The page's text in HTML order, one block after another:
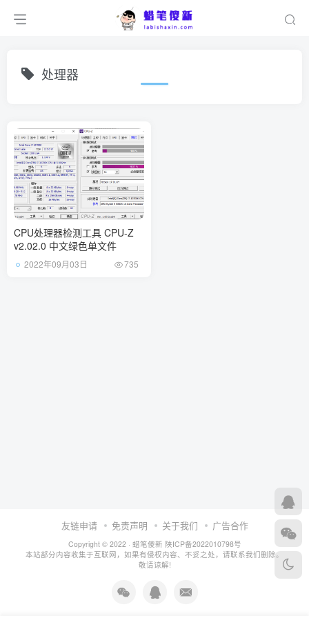
处理器
CPU处理器检测工具 CPU-Z
v2.02.0 中文绿色单文件
2022年09月03日 735
友链申请 免责声明 关于我们 广告合作
Copyright © 2022 · 蜡笔傻新 陕ICP备2022010798号
本站部分内容收集于互联网，如果有侵权内容、不妥之处，请联系我们删除。
敬请谅解!